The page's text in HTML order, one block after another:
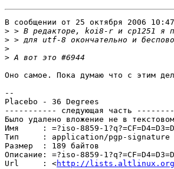
В сообщении от 25 октября 2006
>
>
>
>
Оно самое. Пока думаю что с этим
--
Placebo - 36 Degrees
----------- следующая часть
Было удалено вложение не в
Имя     : =?iso-8859-
Тип     : application/pgp-signature
Размер  : 189 байтов
Описание: =?iso-8859-
Url     : <http://lists.altlinux.org/